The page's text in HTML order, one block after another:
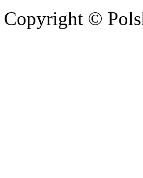
Copyright ©